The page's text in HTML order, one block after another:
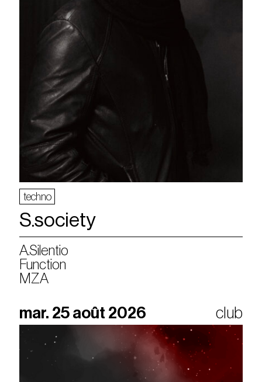
techno
S.society
A.Silentio
Function
MZA
mar. 25 août 2026 club